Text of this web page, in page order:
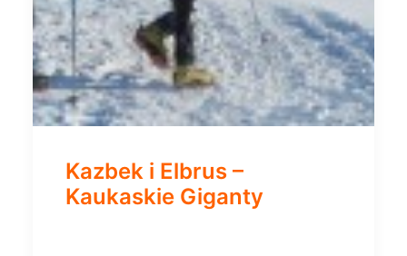
Kazbek i Elbrus –
Kaukaskie Giganty